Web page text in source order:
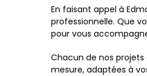
En faisant appel à
professionnelle. Que
pour vous
Chacun de nos
mesure, adaptées à